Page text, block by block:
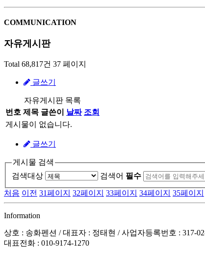
COMMUNICATION
자유게시판
Total 68,817건 37 페이지
글쓰기
자유게시판 목록
번호 제목 글쓴이 날짜 조회
게시물이 없습니다.
글쓰기
게시물 검색
검색대상
검색어 필수
처음 이전 31페이지 32페이지 33페이지 34페이지 35페이지
Information
상호 : 송화펜션 / 대표자 : 정태현 / 사업자등록번호 : 317-
대표전화 : 010-9174-1270